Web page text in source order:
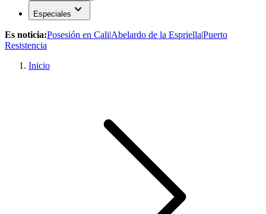
Especiales expand_more
Es noticia:Posesión en Cali|Abelardo de la Espriella|Puerto
Resistencia
Inicio